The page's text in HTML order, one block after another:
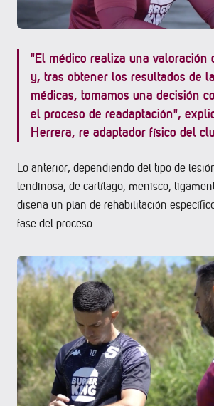
"El médico realiza una valoración
y, tras obtener los resultados de
médicas, tomamos una decisión
el proceso de readaptación",
Herrera, re adaptador físico del
Lo anterior, dependiendo del tipo de
tendinosa, de cartílago, menisco,
diseña un plan de rehabilitación
fase del proceso.